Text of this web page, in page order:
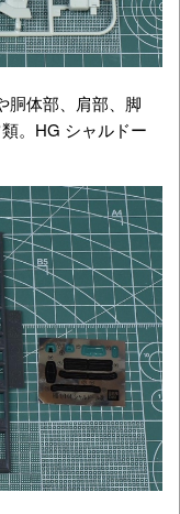
胴体部、肩部、脚
。HG シャルドー